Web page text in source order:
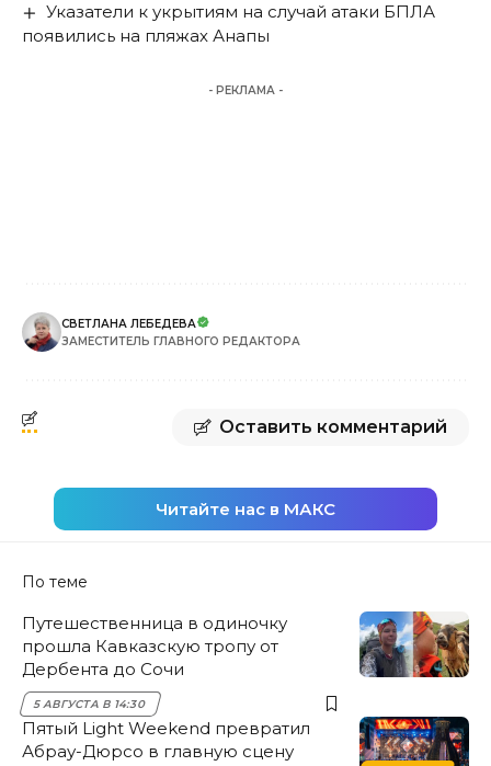
Указатели к укрытиям на случай атаки БПЛА
появились на пляжах Анапы
- РЕКЛАМА -
СВЕТЛАНА ЛЕБЕДЕВА
ЗАМЕСТИТЕЛЬ ГЛАВНОГО РЕДАКТОРА
Оставить комментарий
Читайте нас в МАКС
По теме
Путешественница в одиночку
прошла Кавказскую тропу от
Дербента до Сочи
5 АВГУСТА В 14:30
Пятый Light Weekend превратил
Абрау-Дюрсо в главную сцену